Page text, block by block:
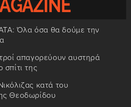
Όλα όσα θα δούμε την
απαγορεύουν αυστηρά
της
κατά του
Θεοδωρίδου